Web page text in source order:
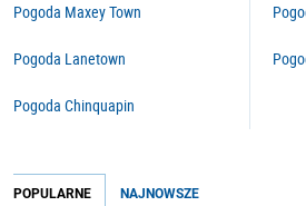
Pogoda Maxey Town
Pogoda Lanetown
Pogoda Chinquapin
POPULARNE NAJNOWSZE